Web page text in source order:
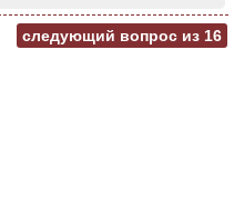
следующий вопрос из 16